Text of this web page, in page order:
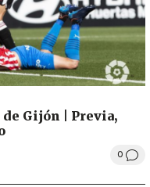
Gijón | Previa,
0